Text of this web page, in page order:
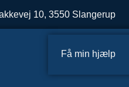
10, 3550 Slangerup
Få min hjælp